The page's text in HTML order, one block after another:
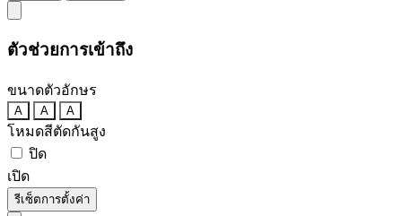
ตัวช่วยการเข้าถึง
ขนาดตัวอักษร
A A A
โหมดสีตัดกันสูง
ปิด
เปิด
รีเซ็ตการตั้งค่า